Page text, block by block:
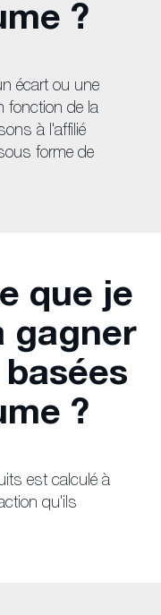
?
écart ou une
fonction de la
à l'affilié
forme de
que je
gagner
?
est calculé à
qu'ils